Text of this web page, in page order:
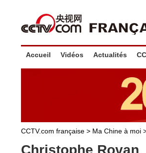
Accueil Vidéos Actualités
CCTV.com française > Ma Chine à moi
Christophe Rovan